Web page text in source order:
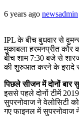
6 years ago newsadmin
IPL के बीच बुधवार से
मुकाबला हरमनप्रीत कौर
बीच शाम 7:30 बजे से
की शुरुआत करने के इरादे
पिछले सीजन में दोनों बार
इससे पहले दोनों टीमें
सुपरनोवाज ने वेलोसिटी
गए फाइनल में सुपरनोवाज